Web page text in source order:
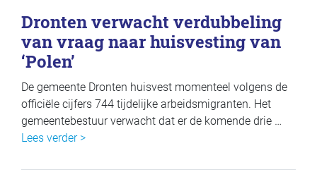
Dronten verwacht verdubbeling
van vraag naar huisvesting van
‘Polen’
De gemeente Dronten huisvest momenteel volgens de
officiële cijfers 744 tijdelijke arbeidsmigranten. Het
gemeentebestuur verwacht dat er de komende drie …
Lees verder >